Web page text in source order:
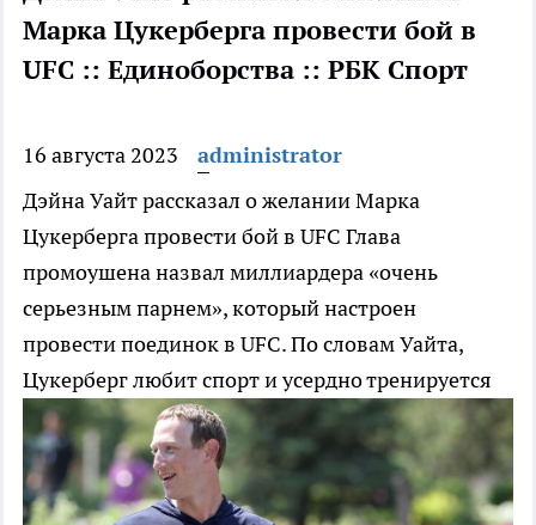
Марка Цукерберга провести бой в
UFC :: Единоборства :: РБК Спорт
16 августа 2023
administrator
Дэйна Уайт рассказал о желании Марка
Цукерберга провести бой в UFC Глава
промоушена назвал миллиардера «очень
серьезным парнем», который настроен
провести поединок в UFC. По словам Уайта,
Цукерберг любит спорт и усердно тренируется